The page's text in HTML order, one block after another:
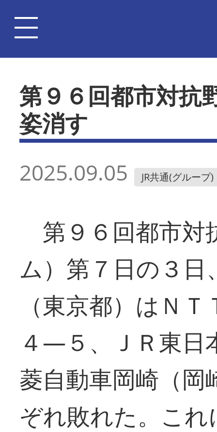
第９６回都市対
姿消す
2025.09.05 JR共通(グループ)
第９６回都市対
ム）第７日の３
（東京都）はＮ
４―５、ＪＲ東日
菱自動車岡崎（
ぞれ敗れた。こ